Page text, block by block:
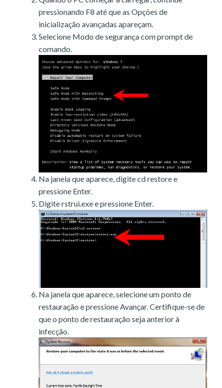
pressionando F8 até que as Opções de
inicialização avançadas apareçam.
Selecione Modo de segurança com prompt de
comando.
Na janela que aparece, digite cd restore e
pressione Enter.
Digite rstrui.exe e pressione Enter.
Na janela que aparece, selecione um ponto de
restauração e pressione Avançar. Certifique-se de
que o ponto de restauração seja anterior à
infecção.